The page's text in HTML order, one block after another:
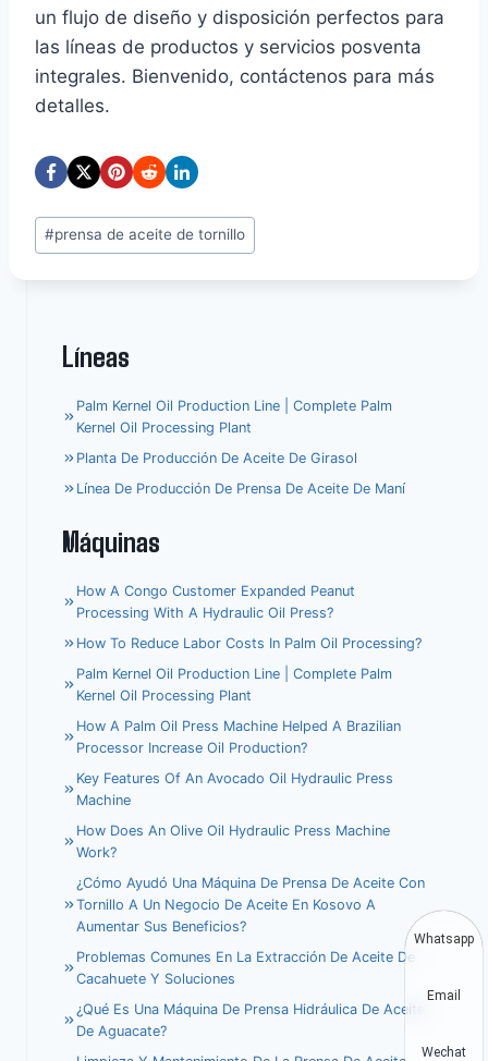
un flujo de diseño y disposición perfectos para
las líneas de productos y servicios posventa
integrales. Bienvenido, contáctenos para más
detalles.
Etiquetas
de
la
#prensa de aceite de tornillo
Líneas
Palm Kernel Oil Production Line | Complete Palm
Kernel Oil Processing Plant
Planta De Producción De Aceite De Girasol
Línea De Producción De Prensa De Aceite De Maní
Máquinas
How A Congo Customer Expanded Peanut
Processing With A Hydraulic Oil Press?
How To Reduce Labor Costs In Palm Oil Processing?
Palm Kernel Oil Production Line | Complete Palm
Kernel Oil Processing Plant
How A Palm Oil Press Machine Helped A Brazilian
Processor Increase Oil Production?
Key Features Of An Avocado Oil Hydraulic Press
Machine
How Does An Olive Oil Hydraulic Press Machine
Work?
¿Cómo Ayudó Una Máquina De Prensa De Aceite Con
Tornillo A Un Negocio De Aceite En Kosovo A
Aumentar Sus Beneficios?
Problemas Comunes En La Extracción De Aceite De
Cacahuete Y Soluciones
¿Qué Es Una Máquina De Prensa Hidráulica De Aceite
De Aguacate?
Whatsapp
Email
Wechat